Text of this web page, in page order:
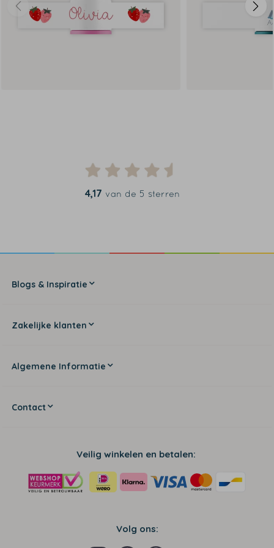
4,17 van de 5 sterren
Blogs & Inspiratie
Zakelijke klanten
Algemene Informatie
Contact
Veilig winkelen en betalen:
Volg ons: